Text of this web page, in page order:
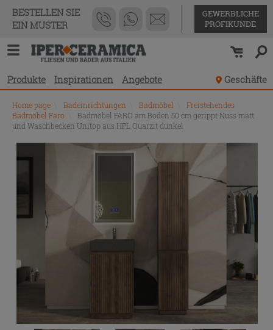
BESTELLEN SIE
EIN MUSTER
GEWERBLICHE
PROFIKUNDE
Produkte Inspirationen Angebote Geschäfte
Home page Badeinrichtungen Badmöbel
Freistehendes
Badmöbel Faro
Badmöbel FARO am Boden 50 cm gerippt Nuss matt
und Waschbecken Unitop aus HPL Quarzit dunkel